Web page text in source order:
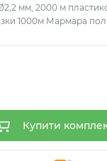
мм, 2000 м
1000м Мармара
Купити